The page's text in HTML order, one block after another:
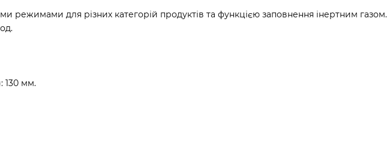
режимами для різних категорій продуктів та функцією заповнення інертним газом.
130 мм.